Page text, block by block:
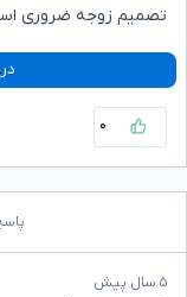
تصمیم زوجه ضروری
۰
۵ سال پیش